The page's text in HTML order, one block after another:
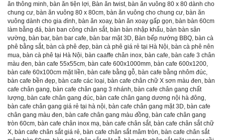
ăn thông minh, bàn ăn tiện lợi, Bàn ăn twist, bàn ăn vuông 80 x 80 dành cho
chung cư, bàn ăn vuông 80 x 80cm, bàn ăn vuông cho chung cư, bàn ăn
vuông dành cho gia đình, bàn ăn xoay, bàn ăn xoay gấp gọn, bàn bàn 60cm
làm bằng đá, bàn ban công chân sắt, bàn bàn nhập khẩu, bàn bàn sân
vường, bàn bar, bàn bar cafe, bàn bar mặt 3D, Bàn bếp nướng BBQ, bàn cà
phê bằng sắt, bàn cà phê đẹp, bàn cà phê giá rẻ tại Hà Nội, bàn cà phê nên
mua, bàn cà phê tại Hà Nội, bàn caaffe chân inox, bàn cafe, bàn cafe 3 chân
màu đen, bàn cafe 55x55cm, bàn cafe 600x1000mm, bàn cafe 600x1200,
bàn cafe 60x100cm mặt liền, bàn cafe bằng gỗ, bàn cafe bằng nhôm đúc,
bàn cafe bền đẹp, bàn cafe các loại, bàn cafe chân chữ X sơn màu đen, bàn
cafe chân gang, bàn cafe chân gang 3 nhánh, bàn cafe chân gang chất
lượng, bàn cafe chân gang đúc, bàn cafe chân gang dương nội hà đông,
bàn cafe chân gang giá rẻ tại hà nội, bàn cafe chân gang mặt 3D, bàn cafe
chân gang màu đen, bàn cafe chân gang màu đồng, bàn cafe chân gang
tròn 60cm, bàn cafe chân inox mạ, bàn cafe chân sắt, bàn cafe chân sắt chữ
X, bàn cafe chân sắt giá rẻ, bàn cafe chân sắt mâm tròn, bàn cafe chân sắt